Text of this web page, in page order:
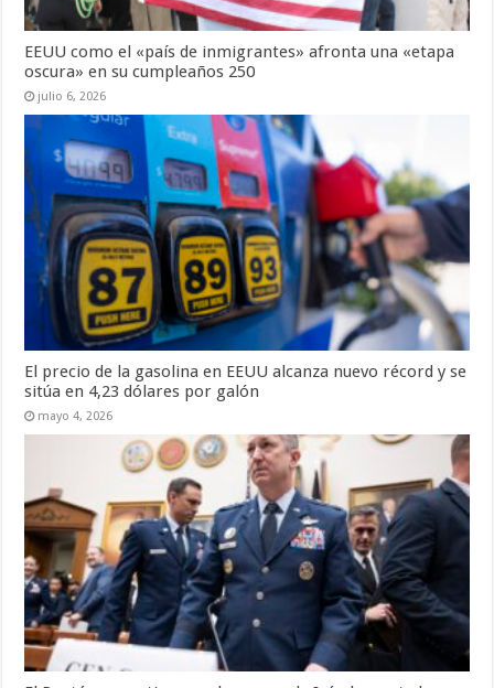
EEUU como el «país de inmigrantes» afronta una «etapa
oscura» en su cumpleaños 250
julio 6, 2026
El precio de la gasolina en EEUU alcanza nuevo récord y se
sitúa en 4,23 dólares por galón
mayo 4, 2026